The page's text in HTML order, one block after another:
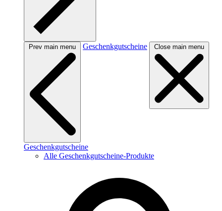
Prev main menu Geschenkgutscheine Close main menu
Geschenkgutscheine
Alle Geschenkgutscheine-Produkte